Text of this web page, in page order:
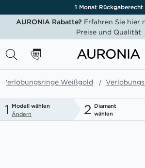
1 Monat Rückgaberecht
AURONIA Rabatte? Erfahren Sie hier
Preise und Qualität
Verlobungsringe Weißgold
1 Modell wählen
Ändern
2 Diamant
wählen